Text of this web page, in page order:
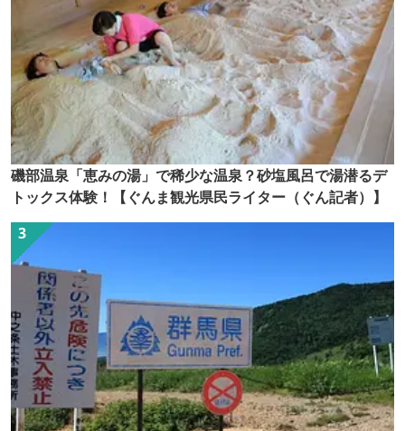
磯部温泉「恵みの湯」で稀少な温泉？砂塩風呂で湯潜るデ
トックス体験！【ぐんま観光県民ライター（ぐん記者）】